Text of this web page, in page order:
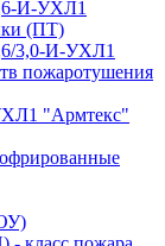
И-УХЛ1
(ПТ)
3,0-И-УХЛ1
пожаротушения
"Армтекс"